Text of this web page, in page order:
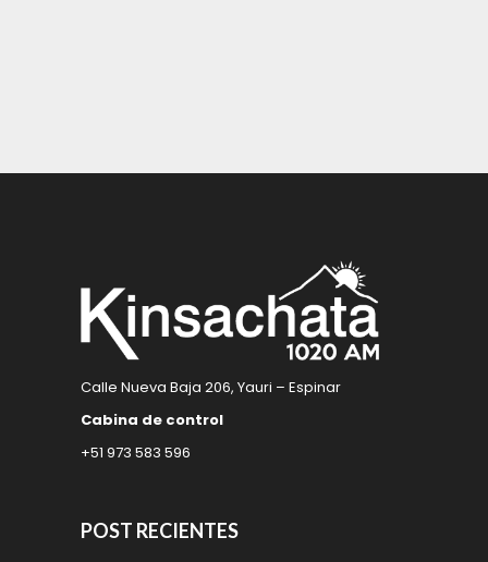
Calle Nueva Baja 206, Yauri – Espinar
Cabina de control
+51 973 583 596
POST RECIENTES